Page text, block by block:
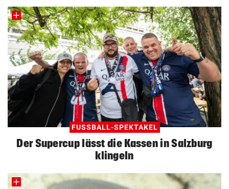
FUSSBALL-SPEKTAKEL
Der Supercup lässt die Kassen in Salzburg
klingeln